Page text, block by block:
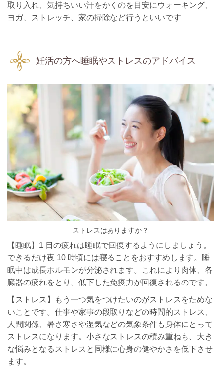
取り入れ、気持ちいい汗をかくのを目安にウォーキング、
ヨガ、ストレッチ、家の掃除など行うといいです
妊活の方へ睡眠やストレスのアドバイス
ストレスはありますか？
【睡眠】1 日の疲れは睡眠で回復するようにしましょう。
できるだけ夜 10 時頃には寝ることをおすすめします。睡
眠中は成長ホルモンが分泌されます。これにより肉体、各
臓器の疲れをとり、低下した免疫力が回復されるのです。
【ストレス】もう一つ気をつけたいのがストレスをためな
いことです。仕事や家事の段取りなどの時間的ストレス、
人間関係、暑さ寒さや湿気などの気象条件も身体にとって
ストレスになります。小さなストレスの積み重ねも、大き
な悩みとなるストレスと同様に心身の健やかさを低下させ
ます。